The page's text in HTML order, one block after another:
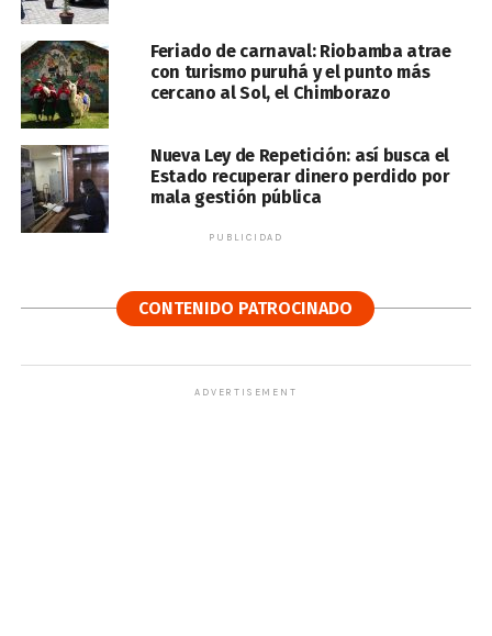
Feriado de carnaval: Riobamba atrae
con turismo puruhá y el punto más
cercano al Sol, el Chimborazo
Nueva Ley de Repetición: así busca el
Estado recuperar dinero perdido por
mala gestión pública
PUBLICIDAD
CONTENIDO PATROCINADO
ADVERTISEMENT